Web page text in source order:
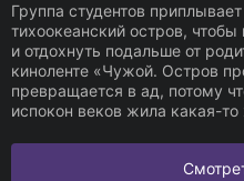
Группа студентов
тихоокеанский остров,
и отдохнуть подальше от
киноленте «Чужой. Остров
превращается в ад, потому
испокон веков жила какая-то